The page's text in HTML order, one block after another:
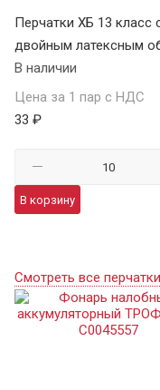
Перчатки ХБ 13 класс
двойным латексным
В наличии
Цена за 1 пар с НДС
33 ₽
В корзину
Смотреть все